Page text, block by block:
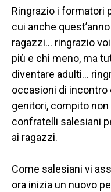
2025/26
CONTATTI
Ringrazio i formatori
cui anche
ragazzi… ringrazio
più e chi meno, ma
diventare adulti…
occasioni di incontro
genitori, compito
confratelli salesiani
ai ragazzi.
Come salesiani vi
ora inizia un nuovo